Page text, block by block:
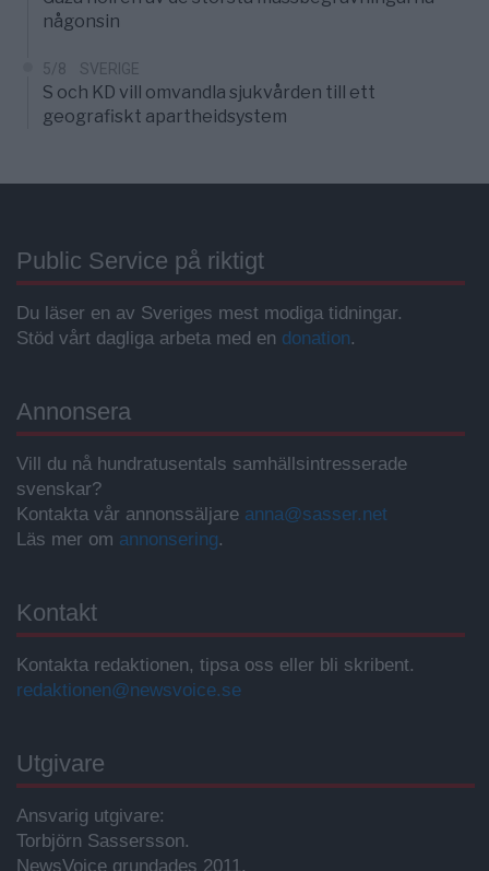
någonsin
5/8 SVERIGE
S och KD vill omvandla sjukvården till ett
geografiskt apartheidsystem
Public Service på riktigt
Du läser en av Sveriges mest modiga tidningar.
Stöd vårt dagliga arbeta med en donation.
Annonsera
Vill du nå hundratusentals samhällsintresserade
svenskar?
Kontakta vår annonssäljare anna@sasser.net
Läs mer om annonsering.
Kontakt
Kontakta redaktionen, tipsa oss eller bli skribent.
redaktionen@newsvoice.se
Utgivare
Ansvarig utgivare:
Torbjörn Sassersson.
NewsVoice grundades 2011.